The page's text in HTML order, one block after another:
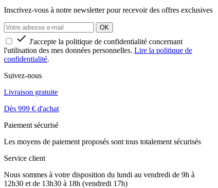
Inscrivez-vous à notre newsletter pour recevoir des offres exclusives
 J'accepte la politique de confidentialité concernant
l'utilisation des mes données personnelles. Lire la politique de
confidentialité.
Suivez-nous
Livraison gratuite
Dès 999 € d'achat
Paiement sécurisé
Les moyens de paiement proposés sont tous totalement sécurisés
Service client
Nous sommes à votre disposition du lundi au vendredi de 9h à
12h30 et de 13h30 à 18h (vendredi 17h)